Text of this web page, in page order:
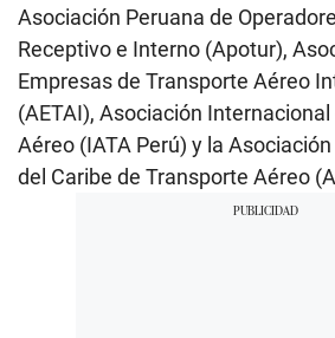
Asociación Peruana de
Receptivo e Interno (Apotur),
Empresas de Transporte Aéreo
(AETAI), Asociación
Aéreo (IATA Perú) y la
del Caribe de Transporte Aéreo